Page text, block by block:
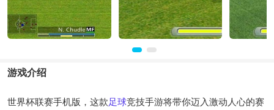
游戏介绍
世界杯联赛手机版，这款足球竞技手游将带你迈入激动人心的赛